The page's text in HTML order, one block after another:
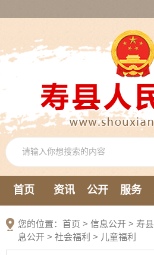
首页 资讯 公开 服务
您的位置： 首页 > 信息公开 > 寿
息公开 > 社会福利 > 儿童福利